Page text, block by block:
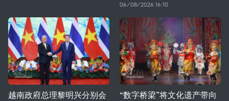
06/08/2026 16:10
越南政府总理黎明兴分别会
“数字桥梁”将文化遗产带向